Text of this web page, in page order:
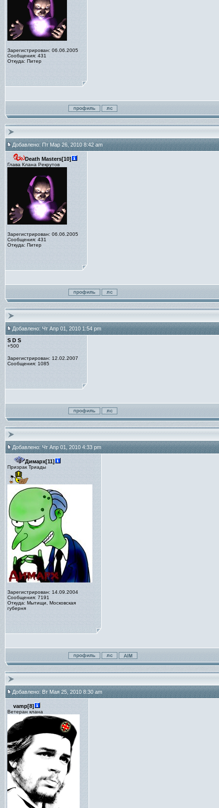
Зарегистрирован: 06.06.2005
Сообщения: 431
Откуда: Питер
Добавлено: Пт Мар 26, 2010 8:42 am
Death Masters[10]
Глава Клана Рекрутов
Зарегистрирован: 06.06.2005
Сообщения: 431
Откуда: Питер
Добавлено: Чт Апр 01, 2010 1:54 pm
S D S
+500
Зарегистрирован: 12.02.2007
Сообщения: 1085
Добавлено: Чт Апр 01, 2010 4:33 pm
Димарх[11]
Призрак Триады
Зарегистрирован: 14.09.2004
Сообщения: 7191
Откуда: Мытищи, Московская
губерня
Добавлено: Вт Мая 25, 2010 8:30 am
vamp[8]
Ветеран клана